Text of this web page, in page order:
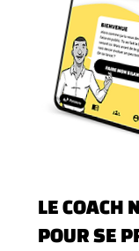
LE COACH
POUR SE